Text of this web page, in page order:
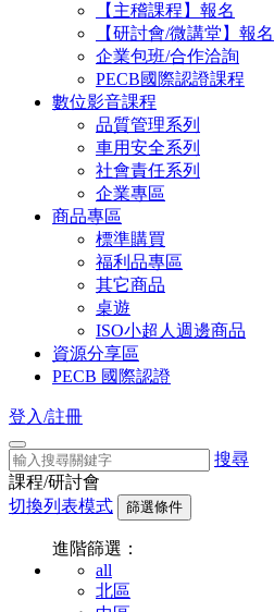
【主稽課程】報名
【研討會/微講堂】報名
企業包班/合作洽詢
PECB國際認證課程
數位影音課程
品質管理系列
車用安全系列
社會責任系列
企業專區
商品專區
標準購買
福利品專區
其它商品
桌遊
ISO小超人週邊商品
資源分享區
PECB 國際認證
登入/註冊
搜尋
課程/研討會
切換列表模式
篩選條件
進階篩選：
all
北區